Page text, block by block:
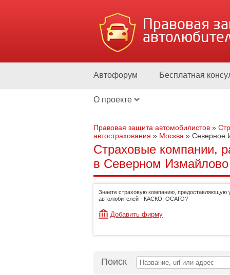
Правовая
Автофорум Бесплатная
О проекте
Правовая защита автомобилистов »
автострахования » Москва » Северное
Страховые компании,
в Северном
Знаете страховую компанию, предоставляющую
автолюбителей - КАСКО, ОСАГО?
Добавить фирму
Поиск